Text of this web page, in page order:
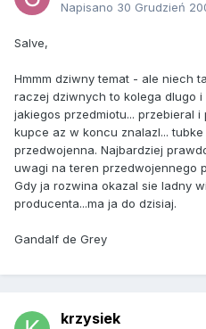
Napisano 30 Grudzień
Salve,
Hmmm dziwny temat - ale niech
raczej dziwnych to kolega dlugo
jakiegos przedmiotu... przebieral
kupce az w koncu znalazl...
przedwojenna. Najbardziej
uwagi na teren przedwojennego
Gdy ja rozwina okazal sie ladny
producenta...ma ja do dzisiaj.
Gandalf de Grey
krzysiek